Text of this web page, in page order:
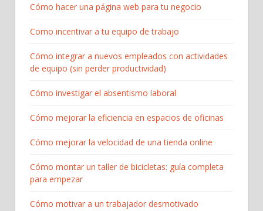
Cómo hacer una página web para tu negocio
Como incentivar a tu equipo de trabajo
Cómo integrar a nuevos empleados con actividades
de equipo (sin perder productividad)
Cómo investigar el absentismo laboral
Cómo mejorar la eficiencia en espacios de oficinas
Cómo mejorar la velocidad de una tienda online
Cómo montar un taller de bicicletas: guía completa
para empezar​
Cómo motivar a un trabajador desmotivado